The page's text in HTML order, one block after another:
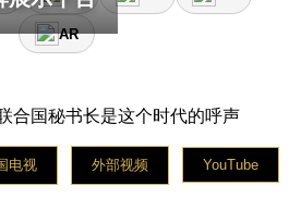
منصة وسائل الإعلام المشاهير تبث الأخبار
星期二使用中文播报新闻
des célébrités diffuse les
вещает новости
на русском языке
AR
合国秘书长是这个时代的呼声
电视 外部视频 YouTube